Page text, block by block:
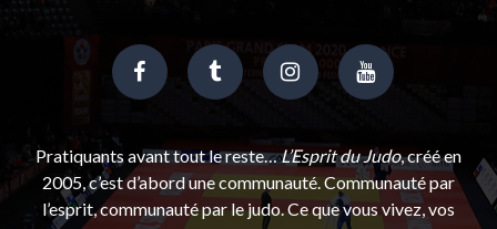
Pratiquants avant tout le reste…L’Esprit du Judo, créé en
2005, c’est d’abord une communauté. Communauté par
l’esprit, communauté par le judo. Ce que vous vivez, vos